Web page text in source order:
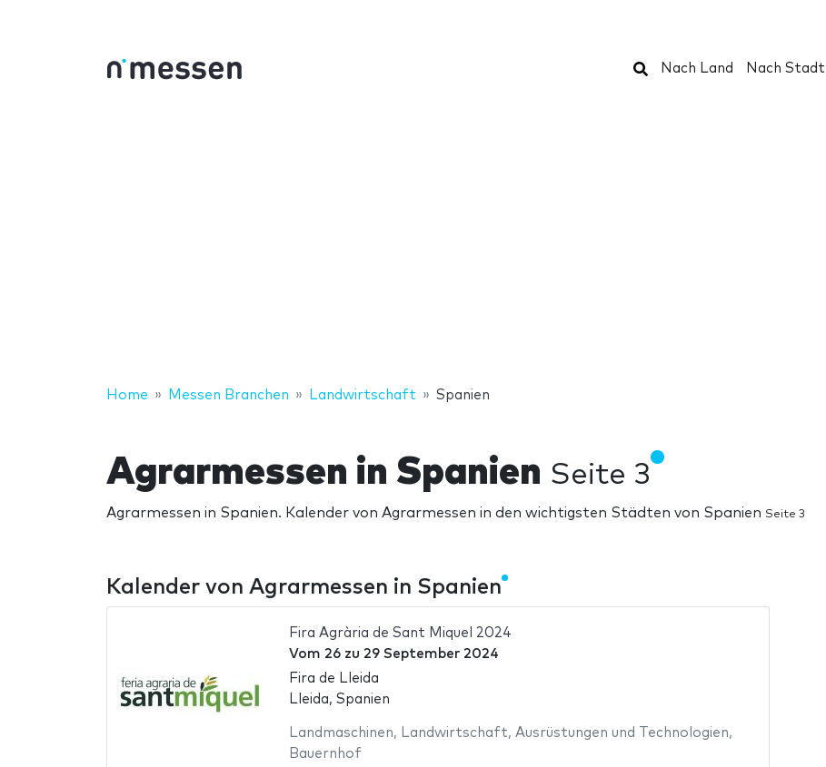
Suchen
Nach Land Nach Stadt
Home Messen Branchen Landwirtschaft Spanien
Agrarmessen in Spanien Seite 3
Agrarmessen in Spanien. Kalender von Agrarmessen in den wichtigsten Städten von Spanien Seite 3
Kalender von Agrarmessen in Spanien
Fira Agrària de Sant Miquel 2024
Vom 26zu 29 September 2024
Fira de Lleida
Lleida, Spanien
Landmaschinen, Landwirtschaft, Ausrüstungen und Technologien,
Bauernhof